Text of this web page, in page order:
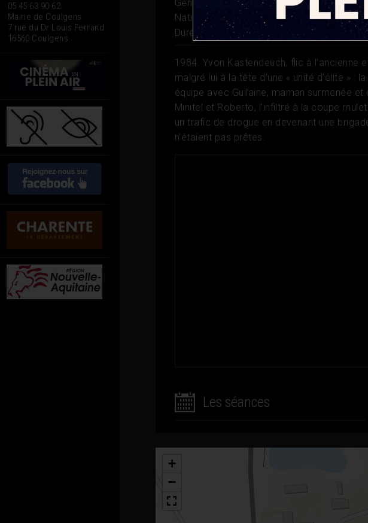
05 45 63 90 62
Mairie de Coulgens
7 rue du Dr Louis Ferrand
16560 Coulgens
Genre
Comédie, Policier
Nationalité
Durée
1h 25
1984. Yvon Kastendeuch, flic à l’ancienne
malgré lui à la tête d’une « unité d’élite »
équipe avec Guilaine, maman surmenée
Minitel et Roberto, l’infiltré à la coupe
un trafic de drogue en devenant une
n’étaient pas prêtes.
Les séances
+
−